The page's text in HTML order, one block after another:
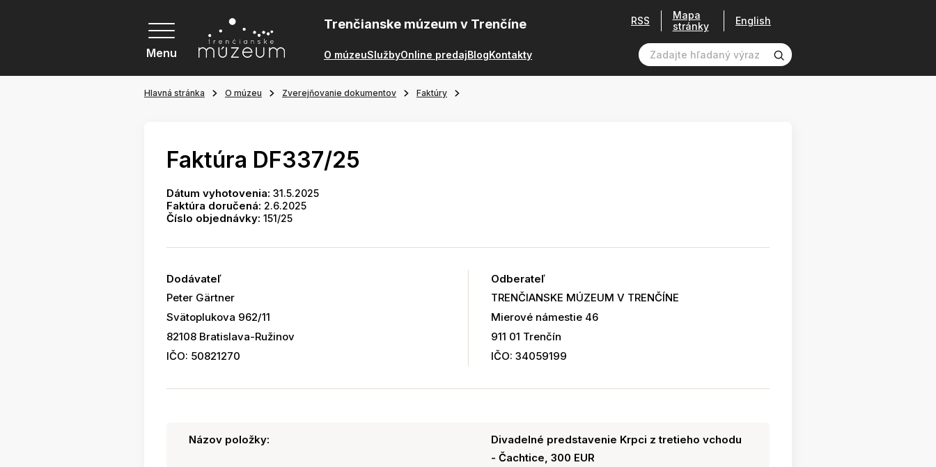
Menu
Trenčianske múzeum v Trenčíne
O múzeuSlužbyOnline predajBlogKontakty
RSS
Mapa
stránky
English
Hlavná stránka O múzeu Zverejňovanie dokumentov Faktúry
Faktúra DF337/25
Dátum vyhotovenia: 31.5.2025
Faktúra doručená: 2.6.2025
Číslo objednávky: 151/25
Dodávateľ
Peter Gärtner
Svätoplukova 962/11
82108 Bratislava-Ružinov
IČO: 50821270
Odberateľ
TRENČIANSKE MÚZEUM V TRENČÍNE
Mierové námestie 46
911 01 Trenčín
IČO: 34059199
Názov položky:
Divadelné predstavenie Krpci z tretieho vchodu
- Čachtice, 300 EUR